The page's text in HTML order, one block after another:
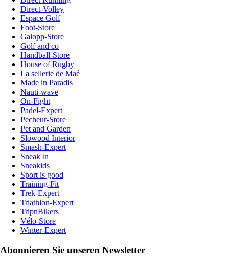
Direct-Volley
Espace Golf
Foot-Store
Galopp-Store
Golf and co
Handball-Store
House of Rugby
La sellerie de Maé
Made in Paradis
Nauti-wave
On-Fight
Padel-Expert
Pecheur-Store
Pet and Garden
Slowood Interior
Smash-Expert
Sneak'In
Sneakids
Sport is good
Training-Fit
Trek-Expert
Triathlon-Expert
TripnBikers
Vélo-Store
Winter-Expert
Abonnieren Sie unseren Newsletter